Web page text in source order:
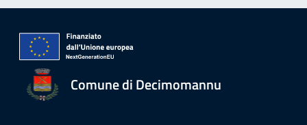
Comune di Decimomannu